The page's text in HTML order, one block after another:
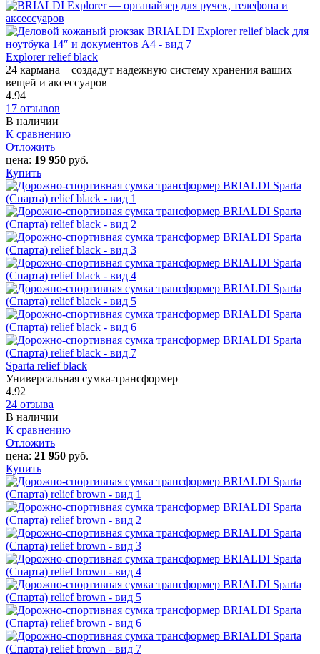
Explorer relief black
24 кармана – создадут надежную систему хранения ваших
вещей и аксессуаров
4.94
17 отзывов
В наличии
К сравнению
Отложить
цена: 19 950 руб.
Купить
Sparta relief black
Универсальная сумка-трансформер
4.92
24 отзыва
В наличии
К сравнению
Отложить
цена: 21 950 руб.
Купить